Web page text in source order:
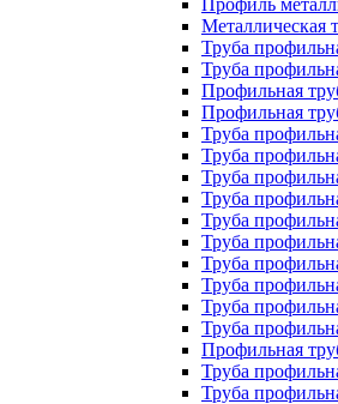
Профиль
Металлическая
Труба
Труба
Профильная
Профильная
Труба
Труба
Труба
Труба
Труба
Труба
Труба
Труба
Труба
Труба
Профильная
Труба
Труба